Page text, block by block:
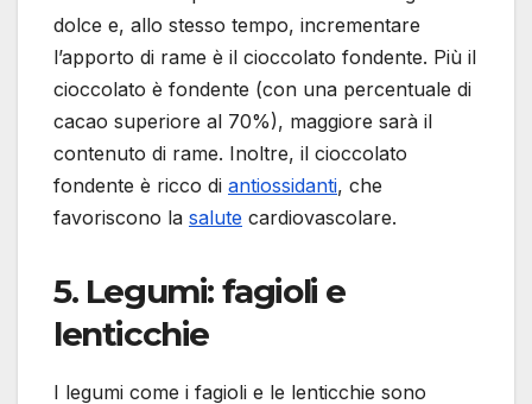
dolce e, allo stesso tempo, incrementare
l’apporto di rame è il cioccolato fondente. Più il
cioccolato è fondente (con una percentuale di
cacao superiore al 70%), maggiore sarà il
contenuto di rame. Inoltre, il cioccolato
fondente è ricco di antiossidanti, che
favoriscono la salute cardiovascolare.
5. Legumi: fagioli e
lenticchie
I legumi come i fagioli e le lenticchie sono